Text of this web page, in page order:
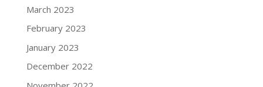
March 2023
February 2023
January 2023
December 2022